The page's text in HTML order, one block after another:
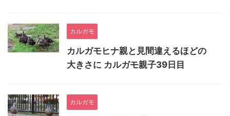
カルガモ
カルガモヒナ親と見間違えるほどの
大きさに カルガモ親子39日目
カルガモ